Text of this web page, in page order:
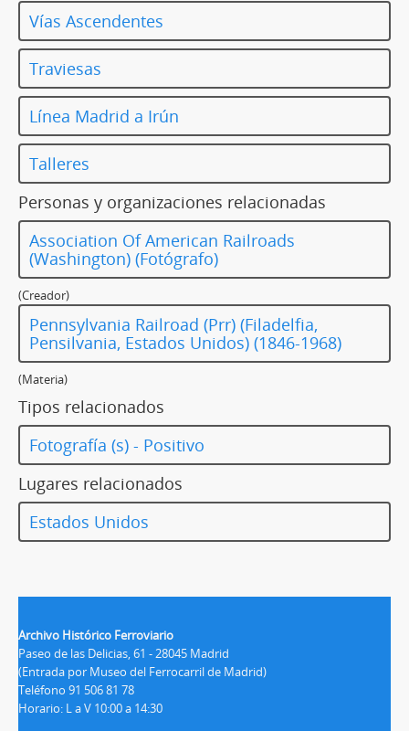
Vías Ascendentes
Traviesas
Línea Madrid a Irún
Talleres
Personas y organizaciones relacionadas
Association Of American Railroads
(Washington) (Fotógrafo)
(Creador)
Pennsylvania Railroad (Prr) (Filadelfia,
Pensilvania, Estados Unidos) (1846-1968)
(Materia)
Tipos relacionados
Fotografía (s) - Positivo
Lugares relacionados
Estados Unidos
Archivo Histórico Ferroviario
Paseo de las Delicias, 61 - 28045 Madrid
(Entrada por Museo del Ferrocarril de Madrid)
Teléfono 91 506 81 78
Horario: L a V 10:00 a 14:30